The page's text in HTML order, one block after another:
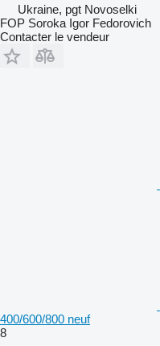
Ukraine, pgt Novoselki
FOP Soroka Igor Fedorovich
Contacter le vendeur
400/600/800 neuf
8